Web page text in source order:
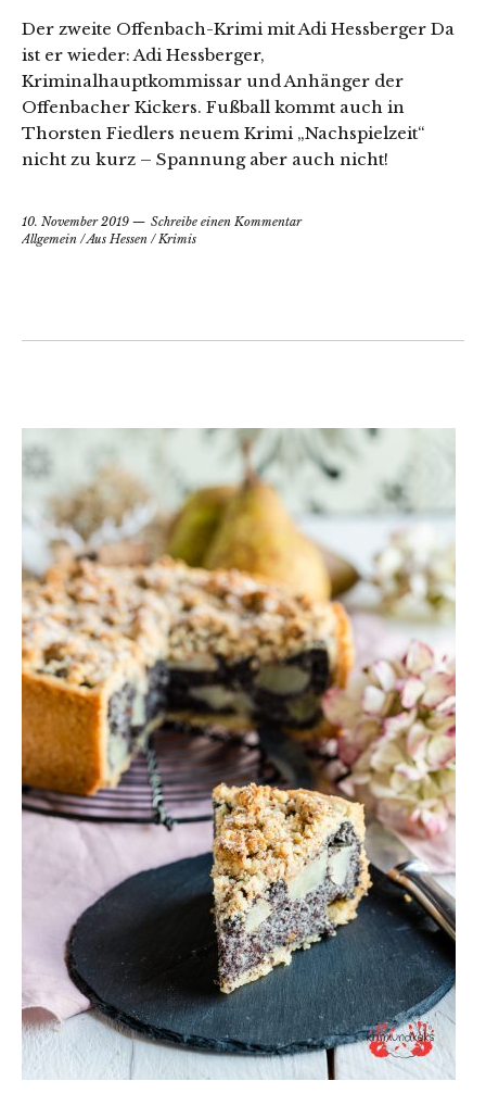
Der zweite Offenbach-Krimi mit Adi Hessberger Da
ist er wieder: Adi Hessberger,
Kriminalhauptkommissar und Anhänger der
Offenbacher Kickers. Fußball kommt auch in
Thorsten Fiedlers neuem Krimi „Nachspielzeit“
nicht zu kurz – Spannung aber auch nicht!
10. November 2019
Schreibe einen Kommentar
Allgemein /Aus Hessen /Krimis